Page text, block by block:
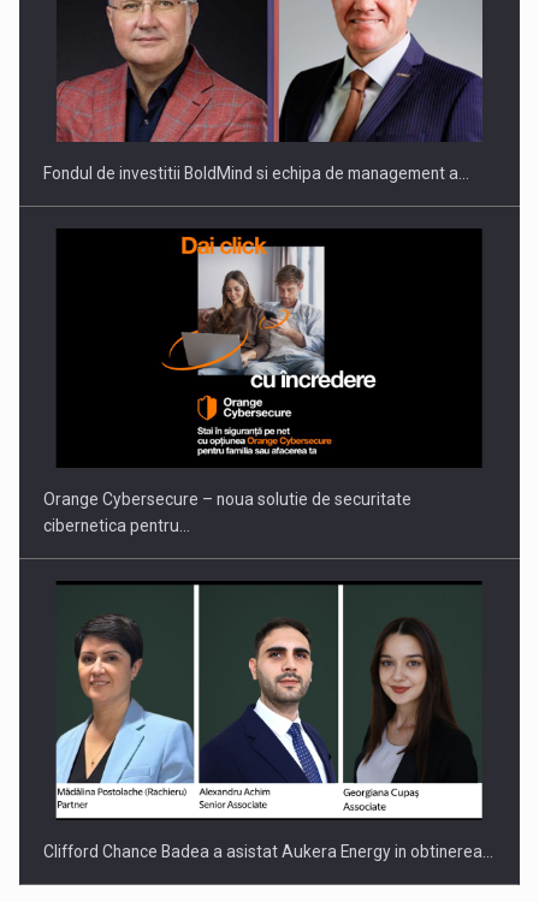
Fondul de investitii BoldMind si echipa de management a…
Orange Cybersecure – noua solutie de securitate
cibernetica pentru…
Clifford Chance Badea a asistat Aukera Energy in obtinerea…